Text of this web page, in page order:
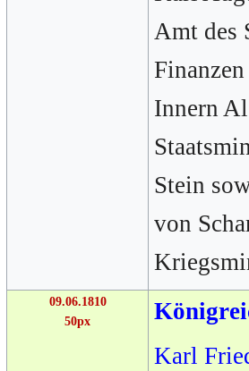
Amt des
Innern
Stein
von
09.06.1810
50px
Karl